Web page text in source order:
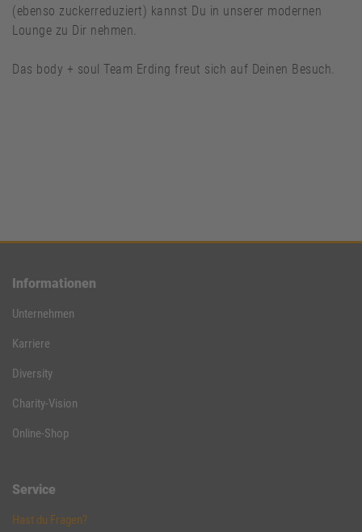
(ebenso zuckerreduziert) kannst Du in unserer modernen
Lounge zu Dir nehmen.
Das body + soul Team Erding freut sich auf Deinen Besuch.
Informationen
Unternehmen
Karriere
Diversity
Charity-Vision
Online-Shop
Service
Hast du Fragen?